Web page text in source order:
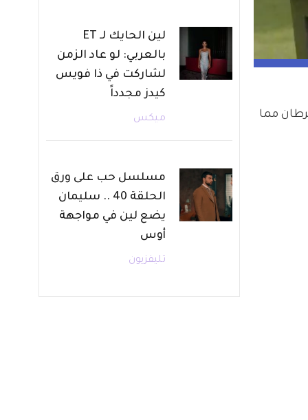
مما
لين الحايك لـ ET
بالعربي: لو عاد الزمن
لشاركت في ذا فويس
كيدز مجدداً
ميكس
مسلسل حب على ورق
الحلقة 40 .. سليمان
يضع لين في مواجهة
أوس
تليفزيون